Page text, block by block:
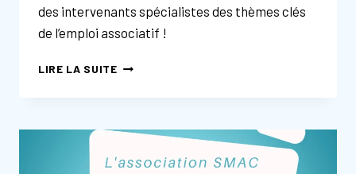
des intervenants spécialistes des thèmes clés
de l’emploi associatif !
LIRE LA SUITE FORMATION
EMPLOYEUR
: